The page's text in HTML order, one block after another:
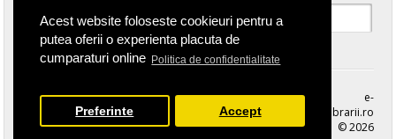
Acest website foloseste cookieuri pentru a
putea oferii o experienta placuta de
cumparaturi online Politica de confidentialitate
Preferinte Accept
Parola Uitata
e-
librarii.ro
© 2026